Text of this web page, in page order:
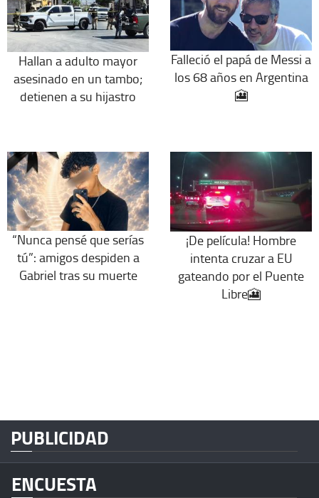
Hallan a adulto mayor
asesinado en un tambo;
detienen a su hijastro
Falleció el papá de Messi a
los 68 años en Argentina
🎦
“Nunca pensé que serías
tú”: amigos despiden a
Gabriel tras su muerte
¡De película! Hombre
intenta cruzar a EU
gateando por el Puente
Libre🎦
PUBLICIDAD
ENCUESTA